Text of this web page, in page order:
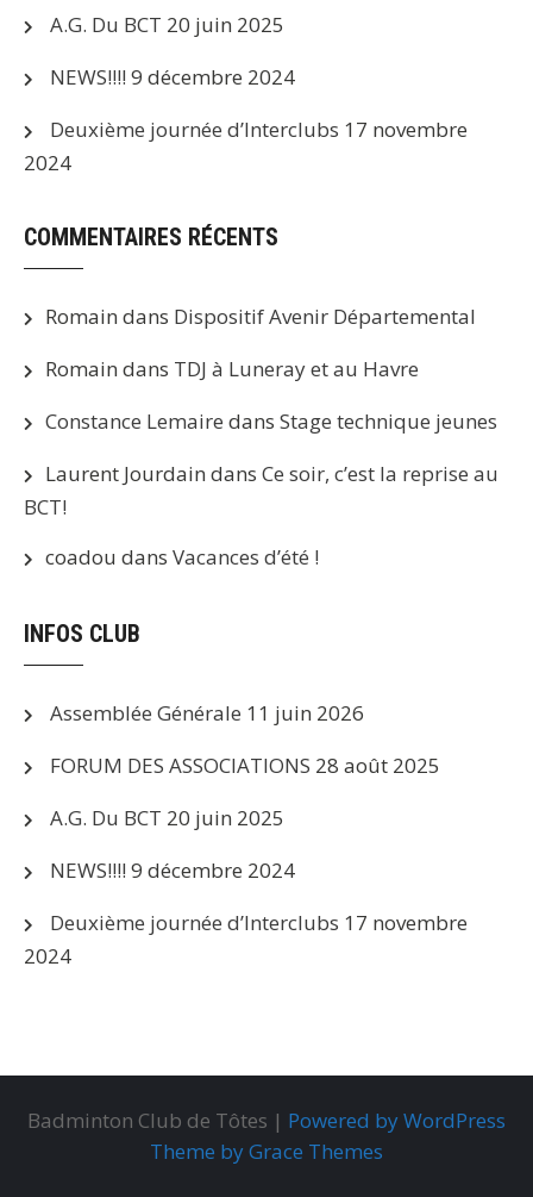
A.G. Du BCT 20 juin 2025
NEWS!!!! 9 décembre 2024
Deuxième journée d’Interclubs 17 novembre
2024
COMMENTAIRES RÉCENTS
Romain dans Dispositif Avenir Départemental
Romain dans TDJ à Luneray et au Havre
Constance Lemaire dans Stage technique jeunes
Laurent Jourdain dans Ce soir, c’est la reprise au
BCT!
coadou dans Vacances d’été !
INFOS CLUB
Assemblée Générale 11 juin 2026
FORUM DES ASSOCIATIONS 28 août 2025
A.G. Du BCT 20 juin 2025
NEWS!!!! 9 décembre 2024
Deuxième journée d’Interclubs 17 novembre
2024
Badminton Club de Tôtes | Powered by WordPress
Theme by Grace Themes